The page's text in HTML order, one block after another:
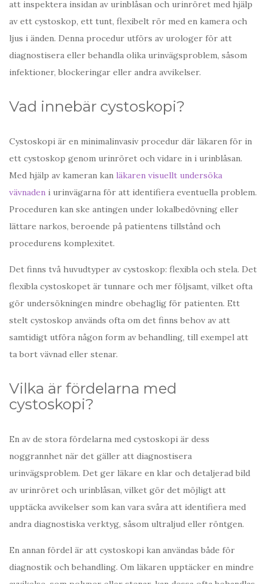
att inspektera insidan av urinblåsan och urinröret med hjälp
av ett cystoskop, ett tunt, flexibelt rör med en kamera och
ljus i änden. Denna procedur utförs av urologer för att
diagnostisera eller behandla olika urinvägsproblem, såsom
infektioner, blockeringar eller andra avvikelser.
Vad innebär cystoskopi?
Cystoskopi är en minimalinvasiv procedur där läkaren för in
ett cystoskop genom urinröret och vidare in i urinblåsan.
Med hjälp av kameran kan läkaren visuellt undersöka
vävnaden i urinvägarna för att identifiera eventuella problem.
Proceduren kan ske antingen under lokalbedövning eller
lättare narkos, beroende på patientens tillstånd och
procedurens komplexitet.
Det finns två huvudtyper av cystoskop: flexibla och stela. Det
flexibla cystoskopet är tunnare och mer följsamt, vilket ofta
gör undersökningen mindre obehaglig för patienten. Ett
stelt cystoskop används ofta om det finns behov av att
samtidigt utföra någon form av behandling, till exempel att
ta bort vävnad eller stenar.
Vilka är fördelarna med
cystoskopi?
En av de stora fördelarna med cystoskopi är dess
noggrannhet när det gäller att diagnostisera
urinvägsproblem. Det ger läkare en klar och detaljerad bild
av urinröret och urinblåsan, vilket gör det möjligt att
upptäcka avvikelser som kan vara svåra att identifiera med
andra diagnostiska verktyg, såsom ultraljud eller röntgen.
En annan fördel är att cystoskopi kan användas både för
diagnostik och behandling. Om läkaren upptäcker en mindre